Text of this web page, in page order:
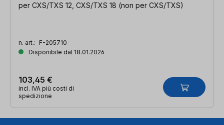
per CXS/TXS 12, CXS/TXS 18 (non per CXS/TXS)
n. art.: F-205710
Disponibile dal 18.01.2026
103,45 €
incl. IVA più costi di
spedizione